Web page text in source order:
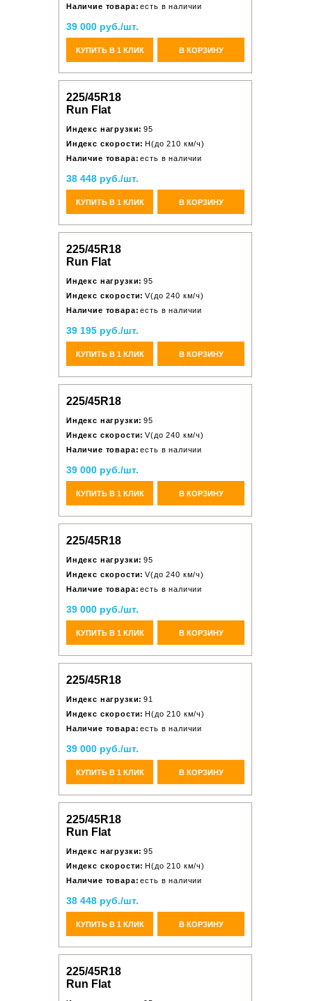
Наличие товара: есть в наличии
39 000 руб./шт.
КУПИТЬ В 1 КЛИК В КОРЗИНУ
225/45R18
Run Flat
Индекс нагрузки: 95
Индекс скорости: H(до 210 км/ч)
Наличие товара: есть в наличии
38 448 руб./шт.
КУПИТЬ В 1 КЛИК В КОРЗИНУ
225/45R18
Run Flat
Индекс нагрузки: 95
Индекс скорости: V(до 240 км/ч)
Наличие товара: есть в наличии
39 195 руб./шт.
КУПИТЬ В 1 КЛИК В КОРЗИНУ
225/45R18
Индекс нагрузки: 95
Индекс скорости: V(до 240 км/ч)
Наличие товара: есть в наличии
39 000 руб./шт.
КУПИТЬ В 1 КЛИК В КОРЗИНУ
225/45R18
Индекс нагрузки: 95
Индекс скорости: V(до 240 км/ч)
Наличие товара: есть в наличии
39 000 руб./шт.
КУПИТЬ В 1 КЛИК В КОРЗИНУ
225/45R18
Индекс нагрузки: 91
Индекс скорости: H(до 210 км/ч)
Наличие товара: есть в наличии
39 000 руб./шт.
КУПИТЬ В 1 КЛИК В КОРЗИНУ
225/45R18
Run Flat
Индекс нагрузки: 95
Индекс скорости: H(до 210 км/ч)
Наличие товара: есть в наличии
38 448 руб./шт.
КУПИТЬ В 1 КЛИК В КОРЗИНУ
225/45R18
Run Flat